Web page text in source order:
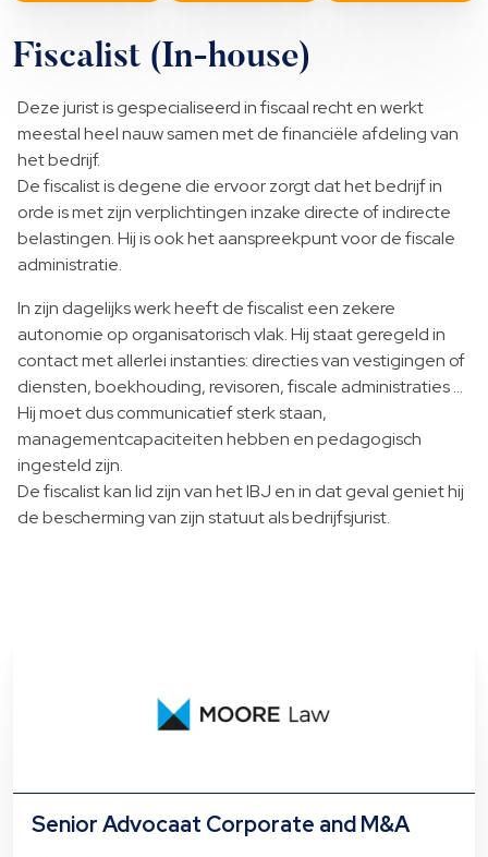
Fiscalist (In-house)
Deze jurist is gespecialiseerd in fiscaal recht en werkt
meestal heel nauw samen met de financiële afdeling van
het bedrijf.
De fiscalist is degene die ervoor zorgt dat het bedrijf in
orde is met zijn verplichtingen inzake directe of indirecte
belastingen. Hij is ook het aanspreekpunt voor de fiscale
administratie.
In zijn dagelijks werk heeft de fiscalist een zekere
autonomie op organisatorisch vlak. Hij staat geregeld in
contact met allerlei instanties: directies van vestigingen of
diensten, boekhouding, revisoren, fiscale administraties …
Hij moet dus communicatief sterk staan,
managementcapaciteiten hebben en pedagogisch
ingesteld zijn.
De fiscalist kan lid zijn van het IBJ en in dat geval geniet hij
de bescherming van zijn statuut als bedrijfsjurist.
Senior Advocaat Corporate and M&A